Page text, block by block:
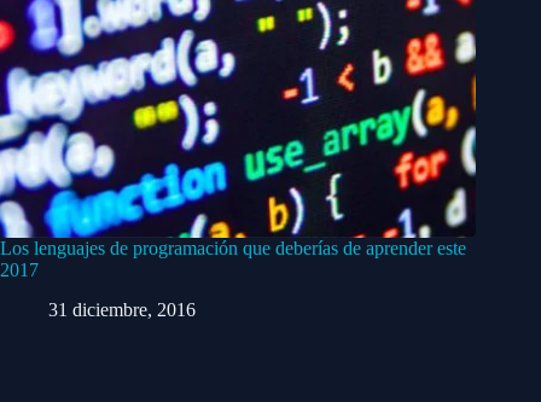
Los lenguajes de programación que deberías de aprender este
2017
31 diciembre, 2016